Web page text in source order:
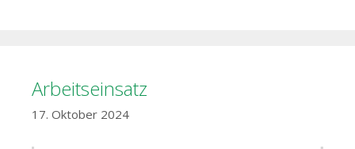
Arbeitseinsatz
17. Oktober 2024